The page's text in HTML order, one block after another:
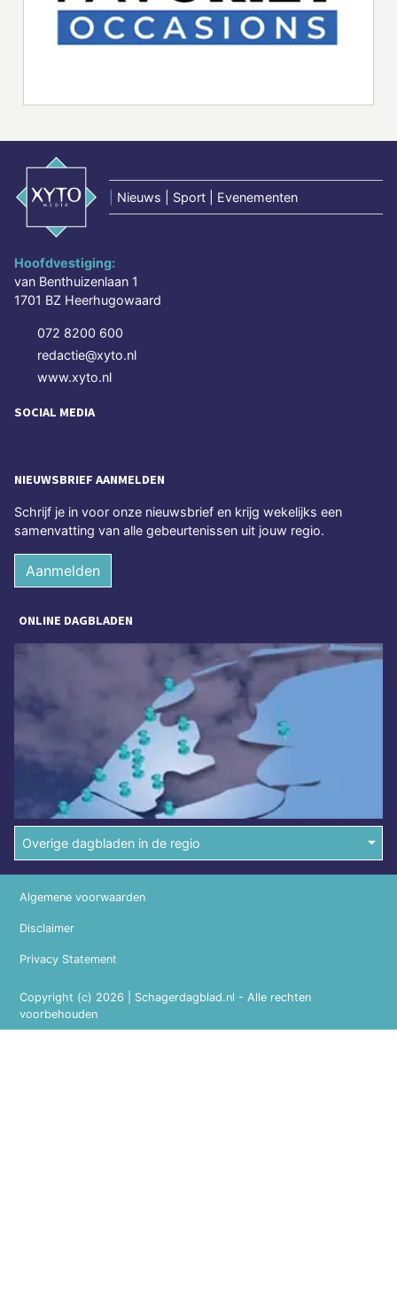
Nieuws | Sport | Evenementen
Hoofdvestiging:
van Benthuizenlaan 1
1701 BZ Heerhugowaard
072 8200 600
redactie@xyto.nl
www.xyto.nl
SOCIAL MEDIA
NIEUWSBRIEF AANMELDEN
Schrijf je in voor onze nieuwsbrief en krijg wekelijks een
samenvatting van alle gebeurtenissen uit jouw regio.
Aanmelden
ONLINE DAGBLADEN
Overige dagbladen in de regio
Copyright (c) 2026 | Schagerdagblad.nl - Alle rechten
voorbehouden
Algemene voorwaarden
Disclaimer
Privacy Statement